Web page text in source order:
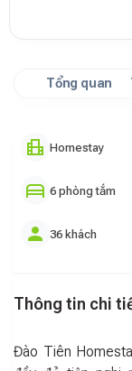
Tổng quan
Homestay
6 phòng tắm
36 khách
Thông tin chi
Đào Tiên